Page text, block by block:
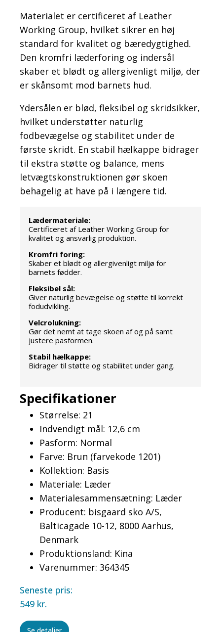
Materialet er certificeret af Leather
Working Group, hvilket sikrer en høj
standard for kvalitet og bæredygtighed.
Den kromfri læderforing og indersål
skaber et blødt og allergivenligt miljø, der
er skånsomt mod barnets hud.
Ydersålen er blød, fleksibel og skridsikker,
hvilket understøtter naturlig
fodbevægelse og stabilitet under de
første skridt. En stabil hælkappe bidrager
til ekstra støtte og balance, mens
letvægtskonstruktionen gør skoen
behagelig at have på i længere tid.
Lædermateriale:
Certificeret af Leather Working Group for
kvalitet og ansvarlig produktion.
Kromfri foring:
Skaber et blødt og allergivenligt miljø for
barnets fødder.
Fleksibel sål:
Giver naturlig bevægelse og støtte til korrekt
fodudvikling.
Velcrolukning:
Gør det nemt at tage skoen af og på samt
justere pasformen.
Stabil hælkappe:
Bidrager til støtte og stabilitet under gang.
Specifikationer
Størrelse: 21
Indvendigt mål: 12,6 cm
Pasform: Normal
Farve: Brun (farvekode 1201)
Kollektion: Basis
Materiale: Læder
Materialesammensætning: Læder
Producent: bisgaard sko A/S,
Balticagade 10-12, 8000 Aarhus,
Denmark
Produktionsland: Kina
Varenummer: 364345
Seneste pris:
549 kr.